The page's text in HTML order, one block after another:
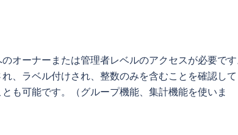
オーナーまたは管理者レベルのアクセスが必要で
、ラベル付けされ、整数のみを含むことを確認し
も可能です。（グループ機能、集計機能を使いま